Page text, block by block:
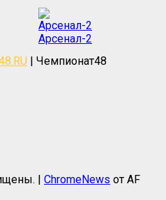
Арсенал-2
| Чемпионат48
| ChromeNews от AF